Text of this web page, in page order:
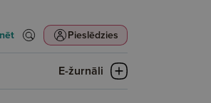
Pieslēdzies
E-žurnāli